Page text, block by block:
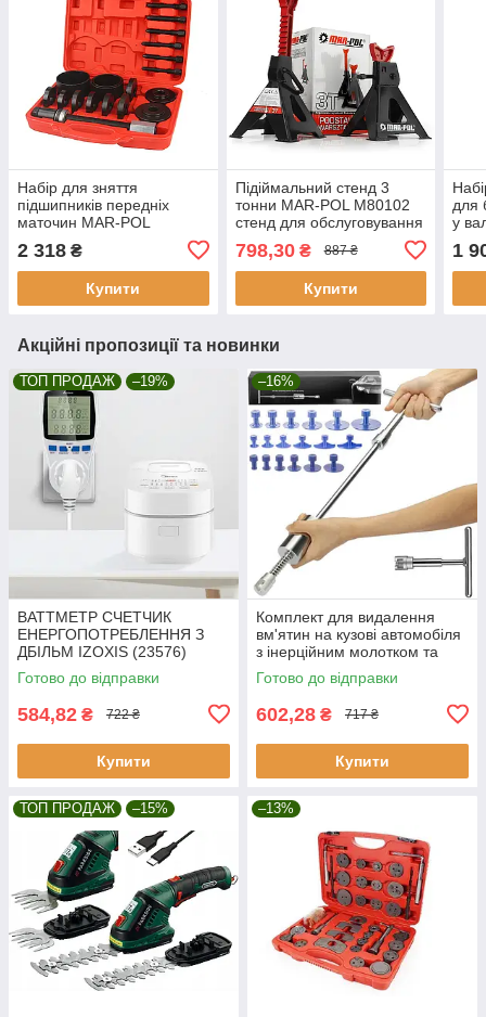
Набір для зняття
підшипників передніх
маточин MAR-POL
2 318 ₴
Купити
Підіймальний стенд 3
тонни MAR-POL M80102
стенд для обслуговування
798,30₴ 887 ₴
Купити
для
у
1
Акційні пропозиції та новинки
ТОП ПРОДАЖ –19%
ВАТТМЕТР СЧЕТЧИК
ЕНЕРГОПОТРЕБЛЕННЯ З
ДБІЛЬМ IZOXIS (23576)
Готово до відправки
584,82 ₴ 722 ₴
Купити
–16%
Комплект для видалення
вм'ятин на кузові автомобіля
з інерційним молотком та
набором перехідників
Malatec
Готово до відправки
602,28 ₴ 717 ₴
Купити
ТОП ПРОДАЖ –15% –13%